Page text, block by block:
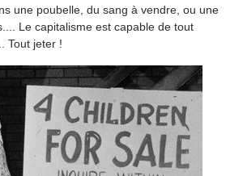
une poubelle, du sang à vendre, ou une
Le capitalisme est capable de tout
Tout jeter !